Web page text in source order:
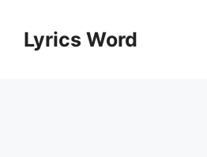
contentLyrics Word